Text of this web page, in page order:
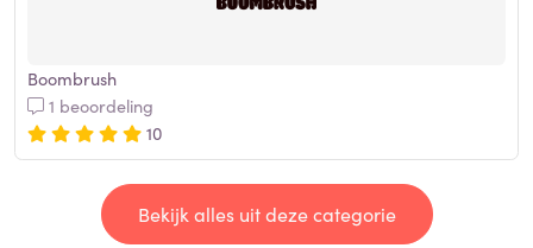
Boombrush
1 beoordeling
10
Bekijk alles uit deze categorie